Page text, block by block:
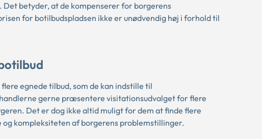
betyder, at de kompenserer for borgerens
for botilbudspladsen ikke er unødvendig høj i forhold til
egnede tilbud, som de kan indstille til
gerne præsentere visitationsudvalget for flere
Det er dog ikke altid muligt for dem at finde flere
kompleksiteten af borgerens problemstillinger.